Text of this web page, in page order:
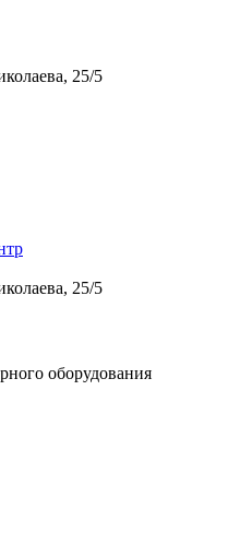
25/5
25/5
оборудования